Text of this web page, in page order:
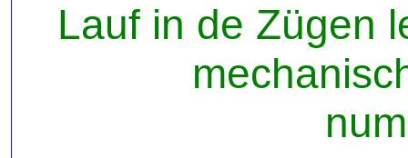
Lauf in de Zügen